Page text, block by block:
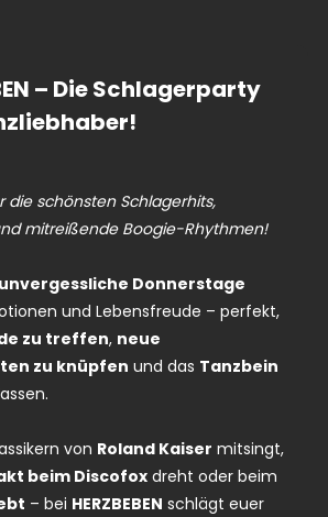
– Die Schlagerparty
die schönsten Schlagerhits,
mitreißende Boogie-Rhythmen!
unvergessliche Donnerstage
und Lebensfreude – perfekt,
zu treffen, neue
zu knüpfen und das Tanzbein
von Roland Kaiser mitsingt,
beim Discofox dreht oder beim
– bei HERZBEBEN schlägt euer